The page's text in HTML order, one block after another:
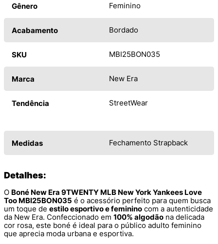
Gênero Feminino
Acabamento Bordado
SKU MBI25BON035
Marca New Era
Tendência StreetWear
Medidas Fechamento Strapback
Detalhes:
O Boné New Era 9TWENTY MLB New York Yankees Love
Too MBI25BON035 é o acessório perfeito para quem busca
um toque de estilo esportivo e feminino com a autenticidade
da New Era. Confeccionado em 100% algodão na delicada
cor rosa, este boné é ideal para o público adulto feminino
que aprecia moda urbana e esportiva.